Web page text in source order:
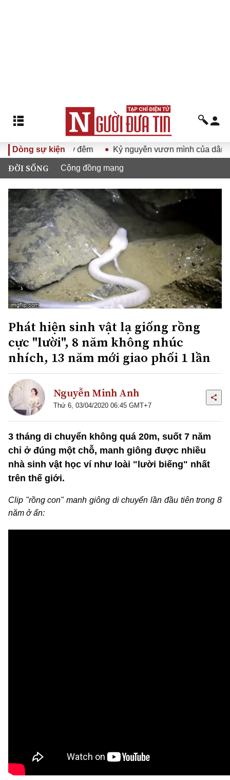
Dòng sự kiện
ngày đêm Kỷ nguyên vươn mình của dân tộc Việt Nam
ĐỜI SỐNG Cộng đồng mạng
Phát hiện sinh vật lạ giống rồng
cực "lười", 8 năm không nhúc
nhích, 13 năm mới giao phối 1 lần
Nguyễn Minh Anh
Thứ 6, 03/04/2020 06:45 GMT+7
3 tháng di chuyển không quá 20m, suốt 7 năm
chỉ ở đúng một chỗ, manh giông được nhiều
nhà sinh vật học ví như loài "lười biếng" nhất
trên thế giới.
Clip "rồng con" manh giông di chuyển lần đầu tiên trong 8
năm ở ẩn: